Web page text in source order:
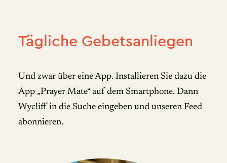
Tägliche Gebetsanliegen
Und zwar über eine App. Installieren Sie dazu die
App „Prayer Mate“ auf dem Smartphone. Dann
Wycliff in die Suche eingeben und unseren Feed
abonnieren.